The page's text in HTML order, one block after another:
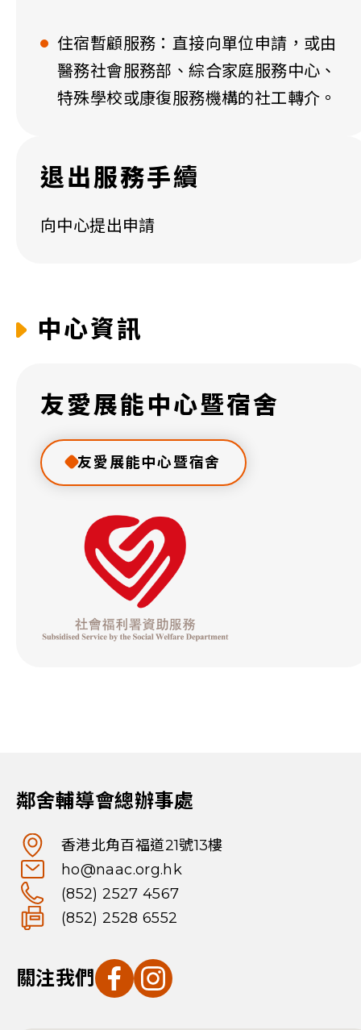
住宿暫顧服務：直接向單位申請，或由
醫務社會服務部、綜合家庭服務中心、
特殊學校或康復服務機構的社工轉介。
退出服務手續
向中心提出申請
中心資訊
友愛展能中心暨宿舍
友愛展能中心暨宿舍
鄰舍輔導會總辦事處
香港北角百福道21號13樓
ho@naac.org.hk
(852) 2527 4567
(852) 2528 6552
關注我們